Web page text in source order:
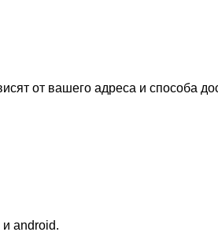
от вашего адреса и способа
android.